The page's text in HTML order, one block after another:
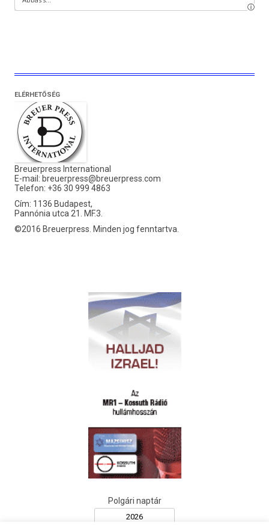
ELÉRHETŐSÉG
Breuerpress International
E-mail: breuerpress@breuerpress.com
Telefon: +36 30 999 4863
Cím: 1136 Budapest,
Pannónia utca 21. MF.3.
©2016 Breuerpress. Minden jog fenntartva.
Polgári naptár